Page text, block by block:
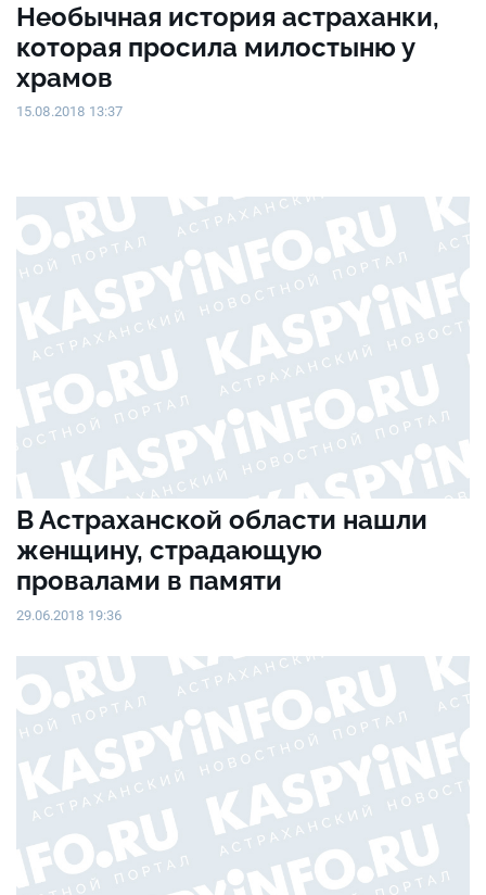
Необычная история астраханки,
которая просила милостыню у
храмов
15.08.2018 13:37
В Астраханской области нашли
женщину, страдающую
провалами в памяти
29.06.2018 19:36